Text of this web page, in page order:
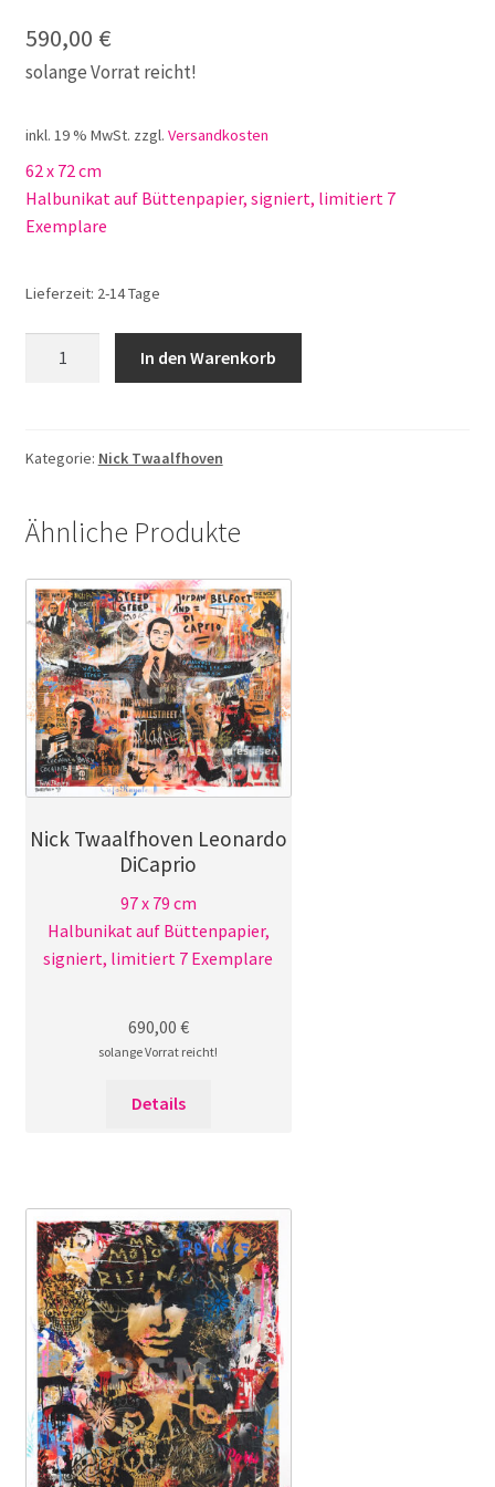
590,00 €
solange Vorrat reicht!
inkl. 19 % MwSt. zzgl. Versandkosten
62 x 72 cm
Halbunikat auf Büttenpapier, signiert, limitiert 7
Exemplare
Lieferzeit: 2-14 Tage
Menge
In den Warenkorb
Kategorie: Nick Twaalfhoven
Ähnliche Produkte
Nick Twaalfhoven Leonardo
DiCaprio
97 x 79 cm
Halbunikat auf Büttenpapier,
signiert, limitiert 7 Exemplare
690,00 €
solange Vorrat reicht!
Details